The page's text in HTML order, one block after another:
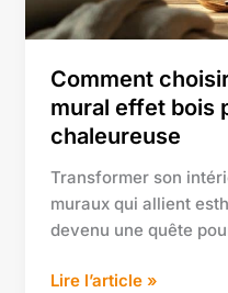
Comment
mural effet bois
chaleureuse
Transformer son
muraux qui allient
devenu une quête
une
déco
chaleureuse
Lire l’article »